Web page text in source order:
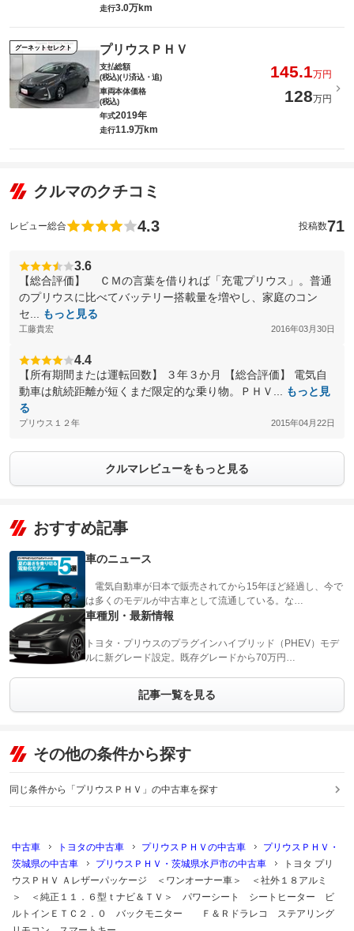
走行3.0万km
グーネットセレクト プリウスＰＨＶ
支払総額
(税込)(リ済込・追)
145.1万円
車両本体価格
(税込)
128万円
年式2019年
走行11.9万km
クルマのクチコミ
レビュー総合 4.3 投稿数71
3.6
【総合評価】 ＣＭの言葉を借りれば「充電プリウス」。普通
のプリウスに比べてバッテリー搭載量を増やし、家庭のコン
セ...
もっと見る
工藤貴宏 2016年03月30日
4.4
【所有期間または運転回数】 ３年３か月 【総合評価】 電気自
動車は航続距離が短くまだ限定的な乗り物。ＰＨＶ...
もっと見
る
プリウス１２年 2015年04月22日
クルマレビューをもっと見る
おすすめ記事
車のニュース
電気自動車が日本で販売されてから15年ほど経過し、今で
は多くのモデルが中古車として流通している。な…
車種別・最新情報
トヨタ・プリウスのプラグインハイブリッド（PHEV）モデ
ルに新グレード設定。既存グレードから70万円…
記事一覧を見る
その他の条件から探す
同じ条件から「プリウスＰＨＶ」の中古車を探す
中古車 トヨタの中古車 プリウスＰＨＶの中古車
プリウスＰＨＶ・
茨城県の中古車
プリウスＰＨＶ・茨城県水戸市の中古車
トヨタ プリ
ウスＰＨＶ Ａレザーパッケージ ＜ワンオーナー車＞ ＜社外１８アルミ
＞ ＜純正１１．６型ｔナビ＆ＴＶ＞ パワーシート シートヒーター ビ
ルトインＥＴＣ２．０ バックモニター Ｆ＆Ｒドラレコ ステアリング